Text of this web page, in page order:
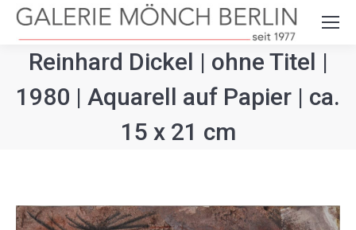
Search:
Reinhard Dickel | ohne Titel |
1980 | Aquarell auf Papier | ca.
15 x 21 cm